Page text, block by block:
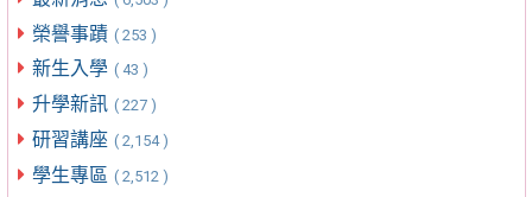
榮譽事蹟 ( 253 )
新生入學 ( 43 )
升學新訊 ( 227 )
研習講座 ( 2,154 )
學生專區 ( 2,512 )